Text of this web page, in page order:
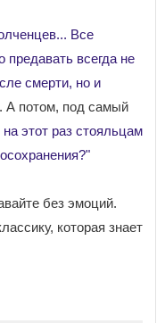
Все
предавать всегда не
смерти, но и
. А потом, под самый
этот раз стояльцам
без эмоций.
которая знает